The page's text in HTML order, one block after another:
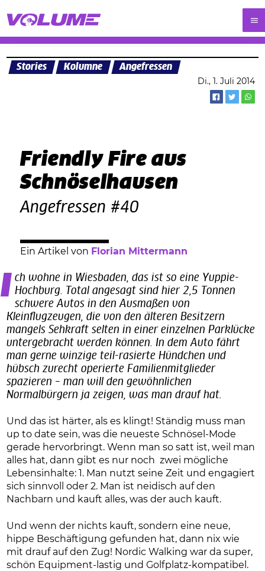
Stories Kolumne Angefressen
Di., 1. Juli 2014
Friendly Fire aus
Schnöselhausen
Angefressen #40
Ein Artikel von Florian Mittermann
Ich wohne in Wiesbaden, das ist so eine Yuppie- Hochburg. Total angesagt sind hier 2,5 Tonnen
schwere Autos in den Ausmaßen von
Kleinflugzeugen, die von den älteren Besitzern
mangels Sehkraft selten in einer einzelnen Parklücke
untergebracht werden können. In dem Auto fährt
man gerne winzige teil-rasierte Hündchen und
hübsch zurecht operierte Familienmitglieder
spazieren – man will den gewöhnlichen
Normalbürgern ja zeigen, was man drauf hat.
Und das ist härter, als es klingt! Ständig muss man
up to date sein, was die neueste Schnösel-Mode
gerade hervorbringt. Wenn man so satt ist, weil man
alles hat, dann gibt es nur noch zwei mögliche
Lebensinhalte: 1. Man nutzt seine Zeit und engagiert
sich sinnvoll oder 2. Man ist neidisch auf den
Nachbarn und kauft alles, was der auch kauft.
Und wenn der nichts kauft, sondern eine neue,
hippe Beschäftigung gefunden hat, dann nix wie
mit drauf auf den Zug! Nordic Walking war da super,
schön Equipment-lastig und Golfplatz-kompatibel.